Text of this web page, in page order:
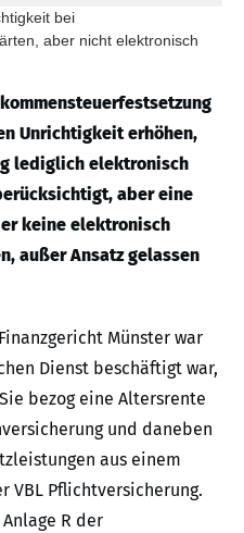
bei
aber nicht elektronisch
Unrichtigkeit erhöhen,
lediglich elektronisch
aber eine
keine elektronisch
außer Ansatz gelassen
Münster war
Dienst beschäftigt war,
bezog eine Altersrente
und daneben
aus einem
VBL Pflichtversicherung.
R der